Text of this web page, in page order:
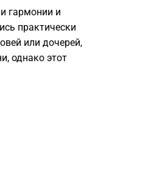
гармонии и
практически
или дочерей,
однако этот